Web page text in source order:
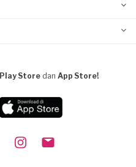
Play Store dan App Store!